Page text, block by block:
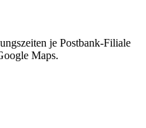
je Postbank-Filiale
Maps.